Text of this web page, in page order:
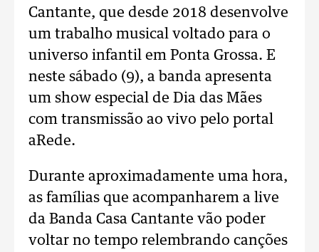
Cantante, que desde 2018 desenvolve
um trabalho musical voltado para o
universo infantil em Ponta Grossa. E
neste sábado (9), a banda apresenta
um show especial de Dia das Mães
com transmissão ao vivo pelo portal
aRede.
Durante aproximadamente uma hora,
as famílias que acompanharem a live
da Banda Casa Cantante vão poder
voltar no tempo relembrando canções